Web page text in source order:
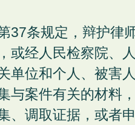
37条规定，辩护律
或经人民检察院、
单位和个人、被害
与案件有关的材料
、调取证据，或者